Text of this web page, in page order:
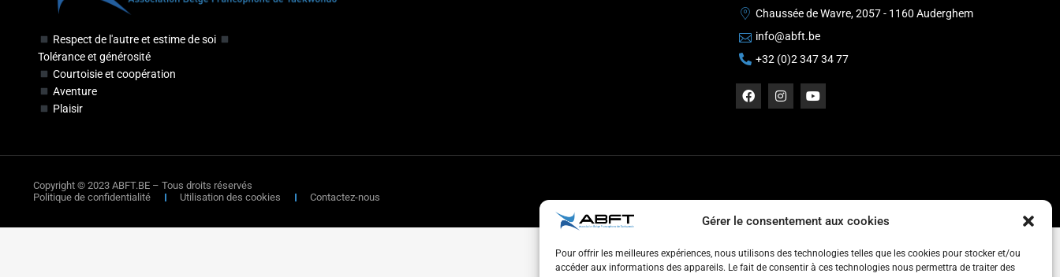
Gérer le consentement aux cookies
Pour offrir les meilleures expériences, nous utilisons des technologies telles que les cookies pour stocker et/ou
accéder aux informations des appareils. Le fait de consentir à ces technologies nous permettra de traiter des
Respect de l'autre et estime de soi
Tolérance et générosité
Courtoisie et coopération
Aventure
Plaisir
Chaussée de Wavre, 2057 - 1160 Auderghem
info@abft.be
+32 (0)2 347 34 77
Copyright © 2023 ABFT.BE – Tous droits réservés
Politique de confidentialité
Utilisation des cookies Contactez-nous